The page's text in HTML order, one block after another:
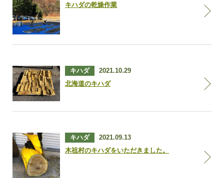
キハダの乾燥作業
キハダ
2021.10.29
北海道のキハダ
キハダ
2021.09.13
木祖村のキハダをいただきました。